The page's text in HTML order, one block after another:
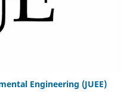
Engineering (JUEE)